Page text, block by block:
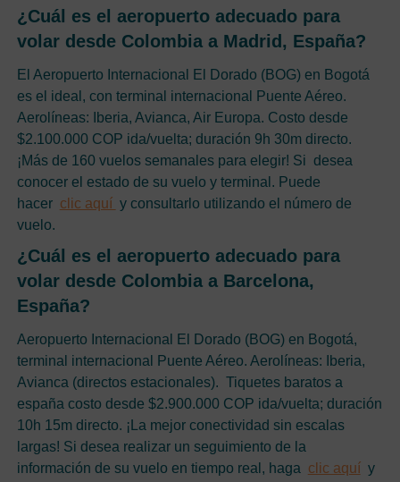
¿Cuál es el aeropuerto adecuado para
volar desde Colombia a Madrid, España?
El Aeropuerto Internacional El Dorado (BOG) en Bogotá
es el ideal, con terminal internacional Puente Aéreo.
Aerolíneas: Iberia, Avianca, Air Europa. Costo desde
$2.100.000 COP ida/vuelta; duración 9h 30m directo.
¡Más de 160 vuelos semanales para elegir! Si desea
conocer el estado de su vuelo y terminal. Puede
hacer clic aquí y consultarlo utilizando el número de
vuelo.
¿Cuál es el aeropuerto adecuado para
volar desde Colombia a Barcelona,
España?
Aeropuerto Internacional El Dorado (BOG) en Bogotá,
terminal internacional Puente Aéreo. Aerolíneas: Iberia,
Avianca (directos estacionales). Tiquetes baratos a
españa costo desde $2.900.000 COP ida/vuelta; duración
10h 15m directo. ¡La mejor conectividad sin escalas
largas! Si desea realizar un seguimiento de la
información de su vuelo en tiempo real, haga clic aquí y